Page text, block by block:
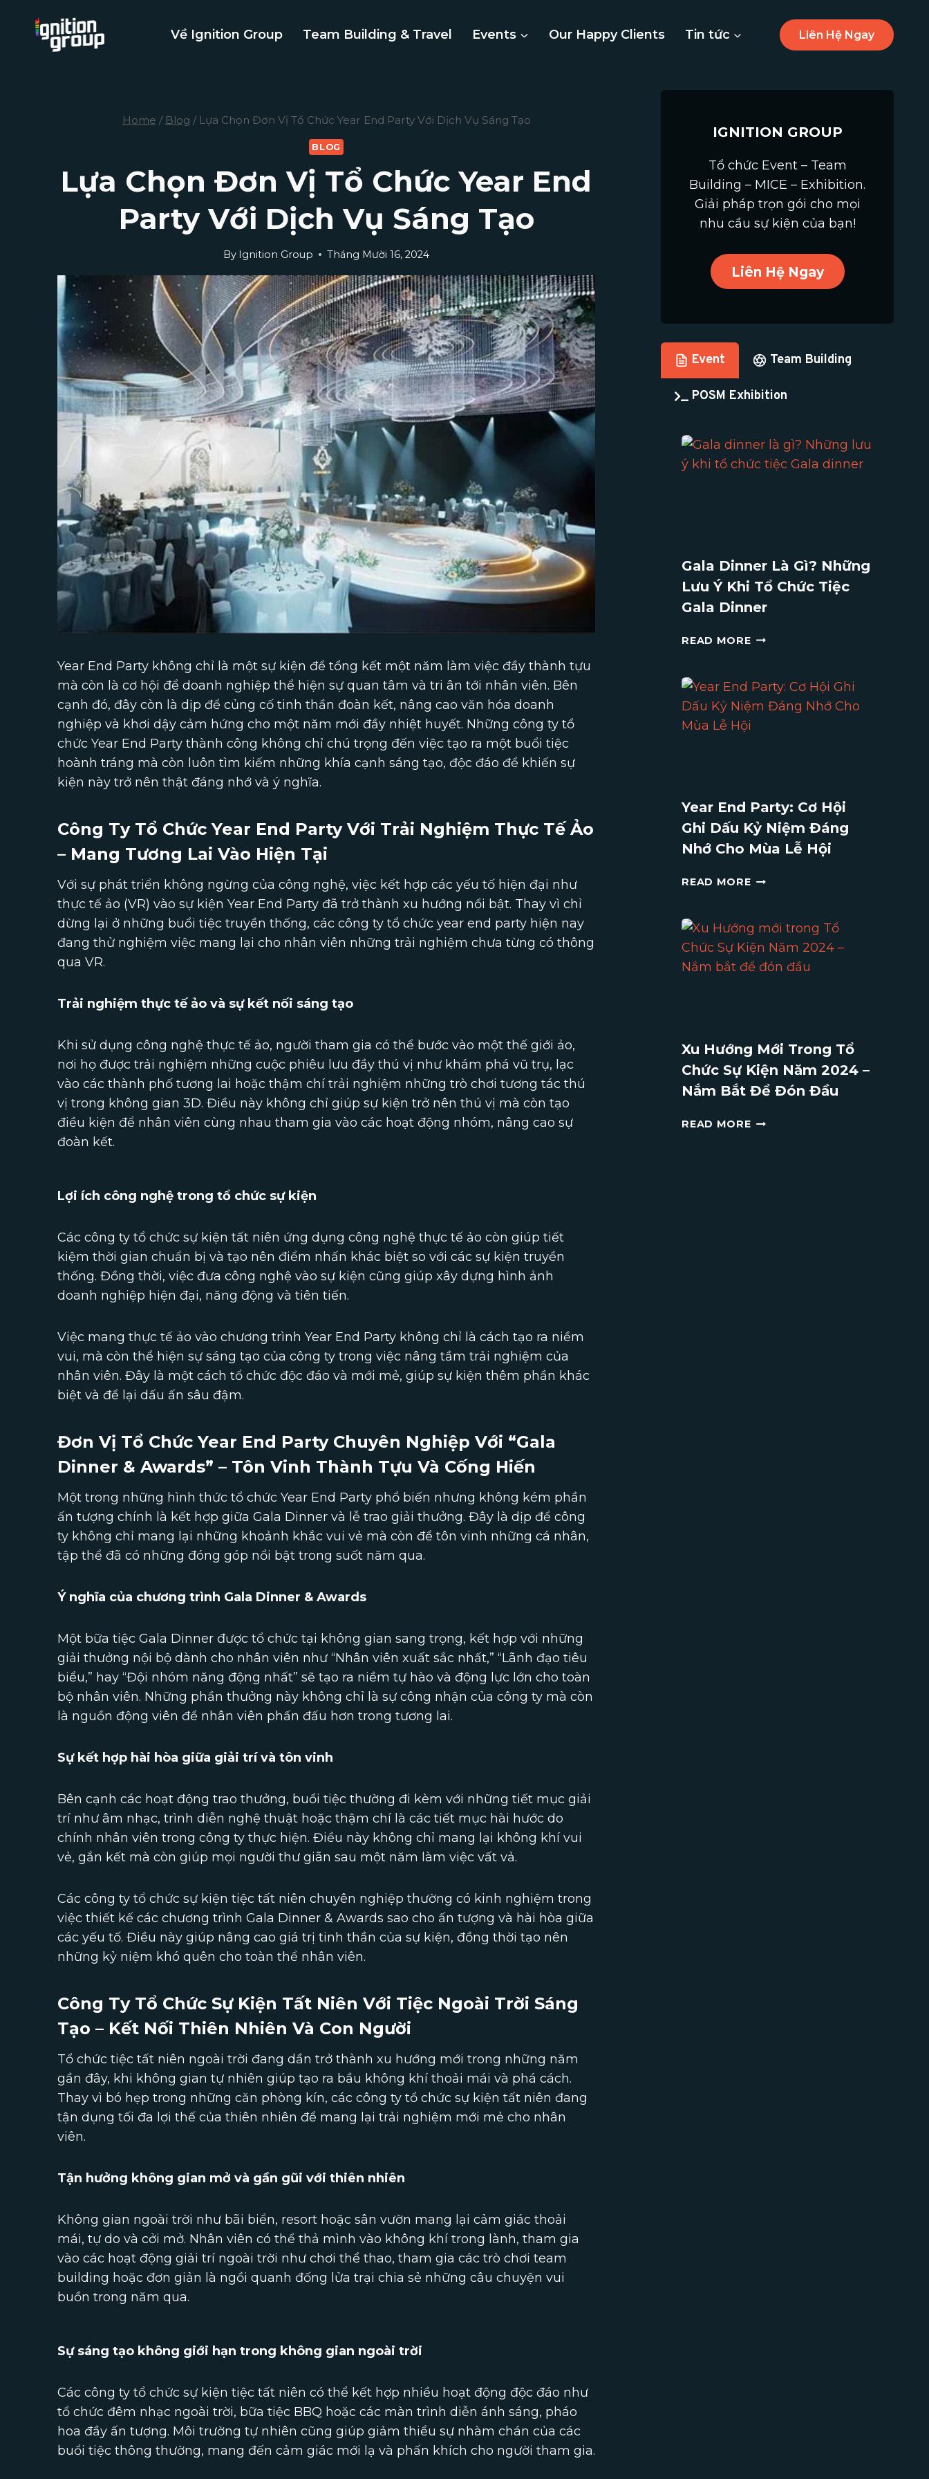
Về Ignition Group Team Building & Travel Events Our Happy Clients Tin tức Liên Hệ Ngay
Home / Blog / Lựa Chọn Đơn Vị Tổ Chức Year End Party Với Dịch Vụ Sáng Tạo
BLOG
Lựa Chọn Đơn Vị Tổ Chức Year End
Party Với Dịch Vụ Sáng Tạo
By Ignition Group Tháng Mười 16, 2024
Year End Party không chỉ là một sự kiện để tổng kết một năm làm việc đầy thành tựu
mà còn là cơ hội để doanh nghiệp thể hiện sự quan tâm và tri ân tới nhân viên. Bên
cạnh đó, đây còn là dịp để củng cố tinh thần đoàn kết, nâng cao văn hóa doanh
nghiệp và khơi dậy cảm hứng cho một năm mới đầy nhiệt huyết. Những công ty tổ
chức Year End Party thành công không chỉ chú trọng đến việc tạo ra một buổi tiệc
hoành tráng mà còn luôn tìm kiếm những khía cạnh sáng tạo, độc đáo để khiến sự
kiện này trở nên thật đáng nhớ và ý nghĩa.
Công Ty Tổ Chức Year End Party Với Trải Nghiệm Thực Tế Ảo
– Mang Tương Lai Vào Hiện Tại
Với sự phát triển không ngừng của công nghệ, việc kết hợp các yếu tố hiện đại như
thực tế ảo (VR) vào sự kiện Year End Party đã trở thành xu hướng nổi bật. Thay vì chỉ
dừng lại ở những buổi tiệc truyền thống, các công ty tổ chức year end party hiện nay
đang thử nghiệm việc mang lại cho nhân viên những trải nghiệm chưa từng có thông
qua VR.
Trải nghiệm thực tế ảo và sự kết nối sáng tạo
Khi sử dụng công nghệ thực tế ảo, người tham gia có thể bước vào một thế giới ảo,
nơi họ được trải nghiệm những cuộc phiêu lưu đầy thú vị như khám phá vũ trụ, lạc
vào các thành phố tương lai hoặc thậm chí trải nghiệm những trò chơi tương tác thú
vị trong không gian 3D. Điều này không chỉ giúp sự kiện trở nên thú vị mà còn tạo
điều kiện để nhân viên cùng nhau tham gia vào các hoạt động nhóm, nâng cao sự
đoàn kết.
Lợi ích công nghệ trong tổ chức sự kiện
Các công ty tổ chức sự kiện tất niên ứng dụng công nghệ thực tế ảo còn giúp tiết
kiệm thời gian chuẩn bị và tạo nên điểm nhấn khác biệt so với các sự kiện truyền
thống. Đồng thời, việc đưa công nghệ vào sự kiện cũng giúp xây dựng hình ảnh
doanh nghiệp hiện đại, năng động và tiên tiến.
Việc mang thực tế ảo vào chương trình Year End Party không chỉ là cách tạo ra niềm
vui, mà còn thể hiện sự sáng tạo của công ty trong việc nâng tầm trải nghiệm của
nhân viên. Đây là một cách tổ chức độc đáo và mới mẻ, giúp sự kiện thêm phần khác
biệt và để lại dấu ấn sâu đậm.
Đơn Vị Tổ Chức Year End Party Chuyên Nghiệp Với “Gala
Dinner & Awards” – Tôn Vinh Thành Tựu Và Cống Hiến
Một trong những hình thức tổ chức Year End Party phổ biến nhưng không kém phần
ấn tượng chính là kết hợp giữa Gala Dinner và lễ trao giải thưởng. Đây là dịp để công
ty không chỉ mang lại những khoảnh khắc vui vẻ mà còn để tôn vinh những cá nhân,
tập thể đã có những đóng góp nổi bật trong suốt năm qua.
Ý nghĩa của chương trình Gala Dinner & Awards
Một bữa tiệc Gala Dinner được tổ chức tại không gian sang trọng, kết hợp với những
giải thưởng nội bộ dành cho nhân viên như “Nhân viên xuất sắc nhất,” “Lãnh đạo tiêu
biểu,” hay “Đội nhóm năng động nhất” sẽ tạo ra niềm tự hào và động lực lớn cho toàn
bộ nhân viên. Những phần thưởng này không chỉ là sự công nhận của công ty mà còn
là nguồn động viên để nhân viên phấn đấu hơn trong tương lai.
Sự kết hợp hài hòa giữa giải trí và tôn vinh
Bên cạnh các hoạt động trao thưởng, buổi tiệc thường đi kèm với những tiết mục giải
trí như âm nhạc, trình diễn nghệ thuật hoặc thậm chí là các tiết mục hài hước do
chính nhân viên trong công ty thực hiện. Điều này không chỉ mang lại không khí vui
vẻ, gắn kết mà còn giúp mọi người thư giãn sau một năm làm việc vất vả.
Các công ty tổ chức sự kiện tiệc tất niên chuyên nghiệp thường có kinh nghiệm trong
việc thiết kế các chương trình Gala Dinner & Awards sao cho ấn tượng và hài hòa giữa
các yếu tố. Điều này giúp nâng cao giá trị tinh thần của sự kiện, đồng thời tạo nên
những kỷ niệm khó quên cho toàn thể nhân viên.
Công Ty Tổ Chức Sự Kiện Tất Niên Với Tiệc Ngoài Trời Sáng
Tạo – Kết Nối Thiên Nhiên Và Con Người
Tổ chức tiệc tất niên ngoài trời đang dần trở thành xu hướng mới trong những năm
gần đây, khi không gian tự nhiên giúp tạo ra bầu không khí thoải mái và phá cách.
Thay vì bó hẹp trong những căn phòng kín, các công ty tổ chức sự kiện tất niên đang
tận dụng tối đa lợi thế của thiên nhiên để mang lại trải nghiệm mới mẻ cho nhân
viên.
Tận hưởng không gian mở và gần gũi với thiên nhiên
Không gian ngoài trời như bãi biển, resort hoặc sân vườn mang lại cảm giác thoải
mái, tự do và cởi mở. Nhân viên có thể thả mình vào không khí trong lành, tham gia
vào các hoạt động giải trí ngoài trời như chơi thể thao, tham gia các trò chơi team
building hoặc đơn giản là ngồi quanh đống lửa trại chia sẻ những câu chuyện vui
buồn trong năm qua.
Sự sáng tạo không giới hạn trong không gian ngoài trời
Các công ty tổ chức sự kiện tiệc tất niên có thể kết hợp nhiều hoạt động độc đáo như
tổ chức đêm nhạc ngoài trời, bữa tiệc BBQ hoặc các màn trình diễn ánh sáng, pháo
hoa đầy ấn tượng. Môi trường tự nhiên cũng giúp giảm thiểu sự nhàm chán của các
buổi tiệc thông thường, mang đến cảm giác mới lạ và phấn khích cho người tham gia.
IGNITION GROUP
Tổ chức Event – Team
Building – MICE – Exhibition.
Giải pháp trọn gói cho mọi
nhu cầu sự kiện của bạn!
Liên Hệ Ngay
Event Team Building
POSM Exhibition
Gala Dinner Là Gì? Những
Lưu Ý Khi Tổ Chức Tiệc
Gala Dinner
READ MOREGALA
GÌ?
NHỮNG
GALA
DINNER
Year End Party: Cơ Hội
Ghi Dấu Kỷ Niệm Đáng
Nhớ Cho Mùa Lễ Hội
READ MOREYEAR
CƠ
HỘI
GHI
DẤU
CHO
MÙA
LỄ
Xu Hướng Mới Trong Tổ
Chức Sự Kiện Năm 2024 –
Nắm Bắt Để Đón Đầu
READ MOREXU